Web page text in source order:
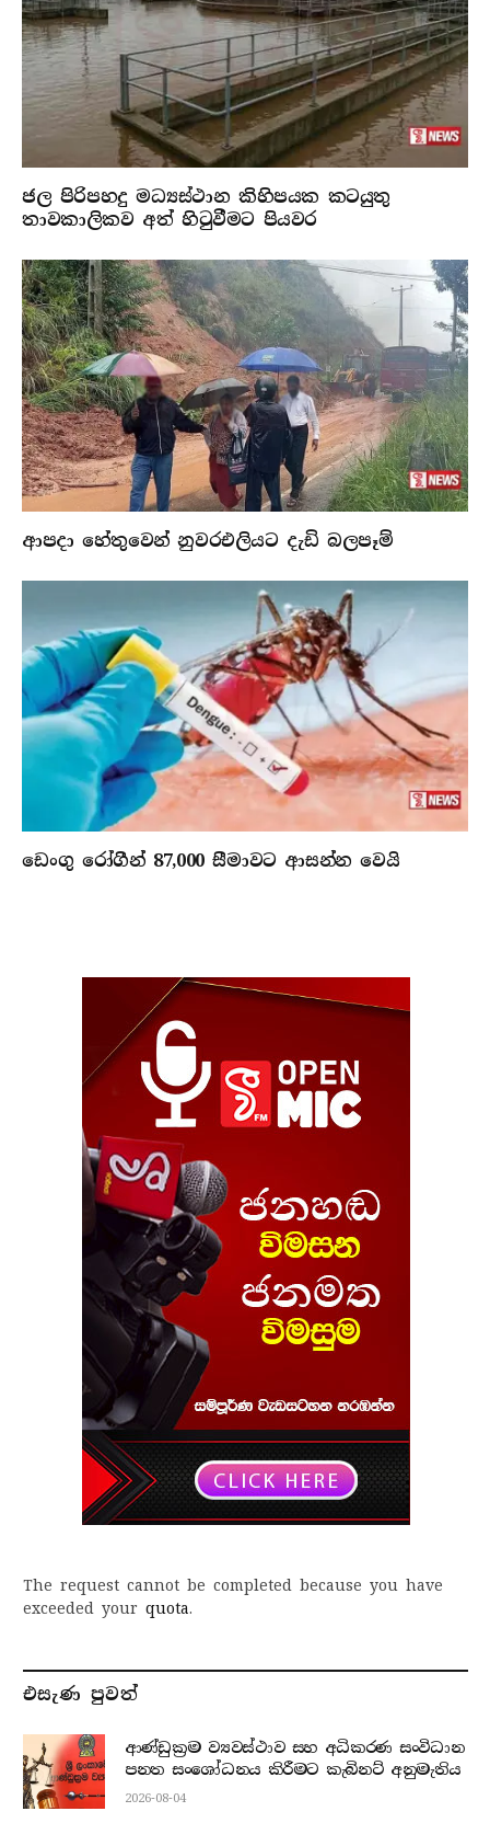
ජල පිරිපහදු මධ්‍යස්ථාන කිහිපයක කටයුතු
තාවකාලිකව අත් හිටුවීමට පියවර
ආපදා හේතුවෙන් නුවරඑලියට දැඩි බලපෑම්
ඩෙංගු රෝගීන් 87,000 සීමාවට ආසන්න වෙයි
The request cannot be completed because you have
exceeded your quota.
එසැණ පුව​ත්
ආණ්ඩුක්‍රම ව්‍යවස්ථාව සහ අධිකරණ සංවිධාන
පනත සංශෝධනය කිරීමට කැබිනට් අනුමැතිය
2026-08-04